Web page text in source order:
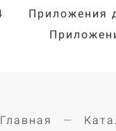
Приложения
Главная